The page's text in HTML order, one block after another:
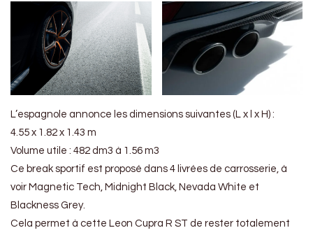
L’espagnole annonce les dimensions suivantes (L x l x H) :
4.55 x 1.82 x 1.43 m
Volume utile : 482 dm3 à 1.56 m3
Ce break sportif est proposé dans 4 livrées de carrosserie, à
voir Magnetic Tech, Midnight Black, Nevada White et
Blackness Grey.
Cela permet à cette Leon Cupra R ST de rester totalement